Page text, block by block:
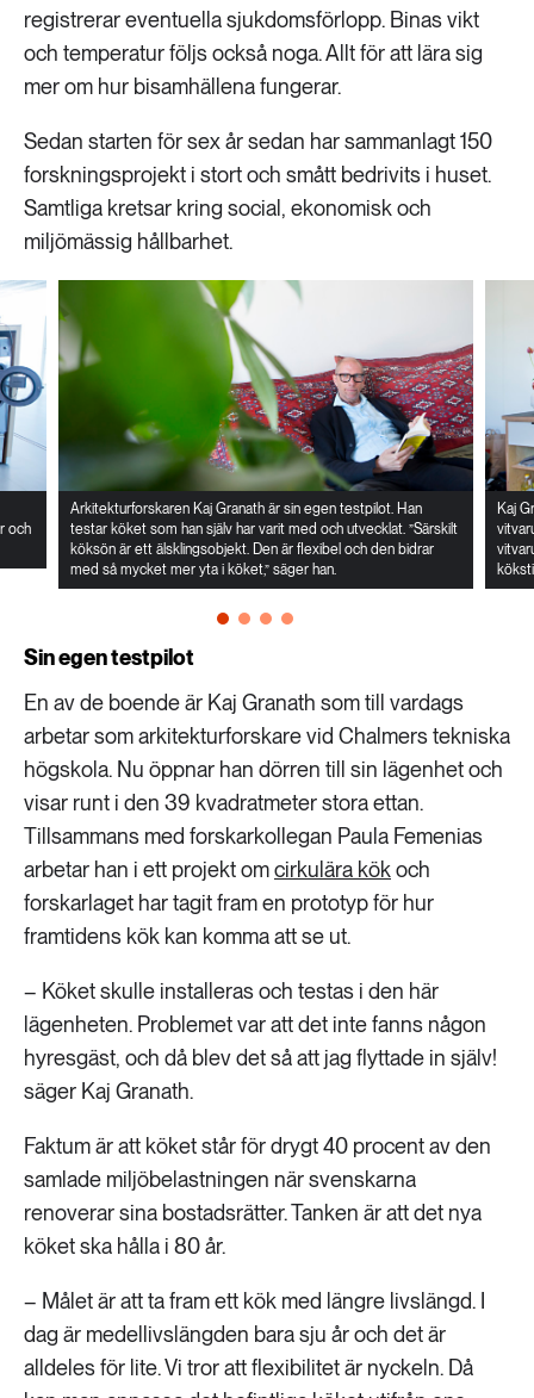
registrerar eventuella sjukdomsförlopp. Binas vikt
och temperatur följs också noga. Allt för att lära sig
mer om hur bisamhällena fungerar.
Sedan starten för sex år sedan har sammanlagt 150
forskningsprojekt i stort och smått bedrivits i huset.
Samtliga kretsar kring social, ekonomisk och
miljömässig hållbarhet.
och
Arkitekturforskaren Kaj Granath är sin egen testpilot. Han
testar köket som han själv har varit med och utvecklat. ”Särskilt
köksön är ett älsklingsobjekt. Den är flexibel och den bidrar
med så mycket mer yta i köket,” säger han.
Kaj
Sin egen testpilot
En av de boende är Kaj Granath som till vardags
arbetar som arkitekturforskare vid Chalmers tekniska
högskola. Nu öppnar han dörren till sin lägenhet och
visar runt i den 39 kvadratmeter stora ettan.
Tillsammans med forskarkollegan Paula Femenias
arbetar han i ett projekt omcirkulära kökoch
forskarlaget har tagit fram en prototyp för hur
framtidens kök kan komma att se ut.
– Köket skulle installeras och testas i den här
lägenheten. Problemet var att det inte fanns någon
hyresgäst, och då blev det så att jag flyttade in själv!
säger Kaj Granath.
Faktum är att köket står för drygt 40 procent av den
samlade miljöbelastningen när svenskarna
renoverar sina bostadsrätter. Tanken är att det nya
köket ska hålla i 80 år.
– Målet är att ta fram ett kök med längre livslängd. I
dag är medellivslängden bara sju år och det är
alldeles för lite. Vi tror att flexibilitet är nyckeln. Då